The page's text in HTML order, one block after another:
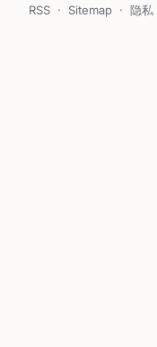
RSS · Sitemap · 隐私